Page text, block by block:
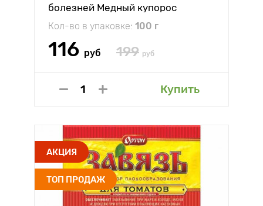
болезней Медный купорос
Зеленая Аптека
Кол-во в упаковке: 100 г
116 руб 199 руб
Купить
АКЦИЯ
ТОП ПРОДАЖ